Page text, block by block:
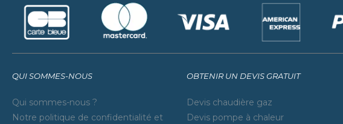
QUI SOMMES-NOUS
Qui sommes-nous ?
Notre politique de confidentialité et
OBTENIR UN DEVIS GRATUIT
Devis chaudière gaz
Devis pompe à chaleur